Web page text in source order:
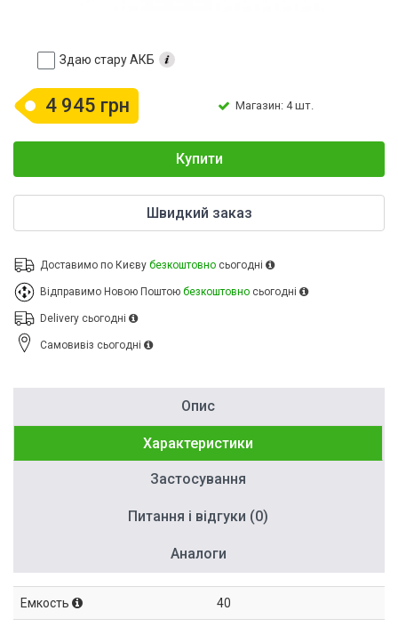
Здаю стару АКБ
4 945 грн Магазин: 4 шт.
Купити
Швидкий заказ
Доставимо по Києву безкоштовно сьогодні
Відправимо Новою Поштою безкоштовно сьогодні
Delivery сьогодні
Cамовивіз сьогодні
Опис
Характеристики
Застосування
Питання і відгуки (0)
Аналоги
Емкость 40